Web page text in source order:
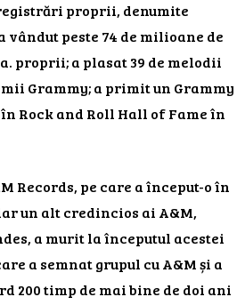
proprii, denumite
vândut peste 74 de milioane de
proprii; a plasat 39 de melodii
Grammy; a primit un Grammy
Rock and Roll Hall of Fame în
Records, pe care a început-o în
un alt credincios ai A&M,
a murit la începutul acestei
a semnat grupul cu A&M și a
200 timp de mai bine de doi ani